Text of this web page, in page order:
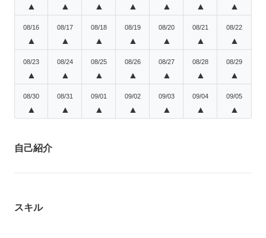
▲ ▲ ▲ ▲ ▲ ▲ ▲
08/16
▲
08/17
▲
08/18
▲
08/19
▲
08/20
▲
08/21
▲
08/22
▲
08/23
▲
08/24
▲
08/25
▲
08/26
▲
08/27
▲
08/28
▲
08/29
▲
08/30
▲
08/31
▲
09/01
▲
09/02
▲
09/03
▲
09/04
▲
09/05
▲
自己紹介
スキル